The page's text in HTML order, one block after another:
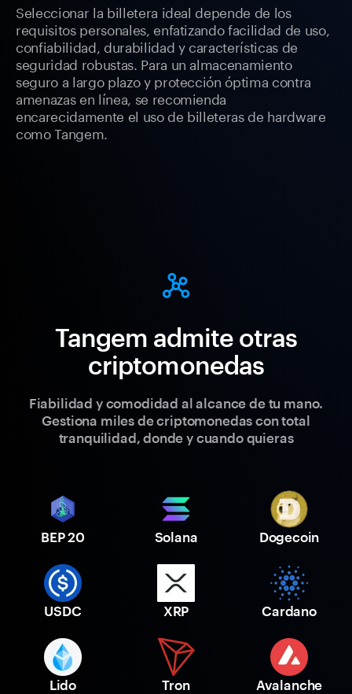
Seleccionar la billetera ideal depende de los
requisitos personales, enfatizando facilidad de uso,
confiabilidad, durabilidad y características de
seguridad robustas. Para un almacenamiento
seguro a largo plazo y protección óptima contra
amenazas en línea, se recomienda
encarecidamente el uso de billeteras de hardware
como Tangem.
Tangem admite otras
criptomonedas
Fiabilidad y comodidad al alcance de tu mano.
Gestiona miles de criptomonedas con total
tranquilidad, donde y cuando quieras
BEP 20 Solana Dogecoin
USDC XRP Cardano
Lido Tron Avalanche